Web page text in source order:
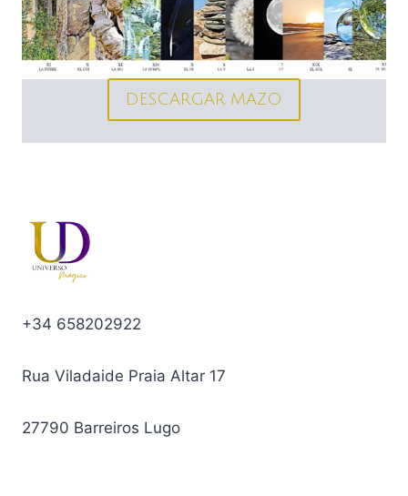
DESCARGAR MAZO
+34 658202922
Rua Viladaide Praia Altar 17
27790 Barreiros Lugo